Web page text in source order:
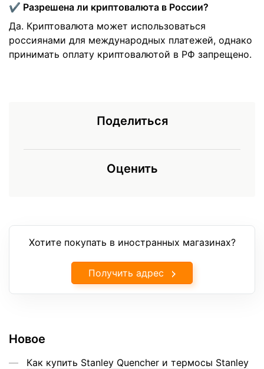
✔️ Разрешена ли криптовалюта в России?
Да. Криптовалюта может использоваться
россиянами для международных платежей, однако
принимать оплату криптовалютой в РФ запрещено.
Поделиться
Оценить
Хотите покупать в иностранных магазинах?
Получить адрес
Новое
Как купить Stanley Quencher и термосы Stanley